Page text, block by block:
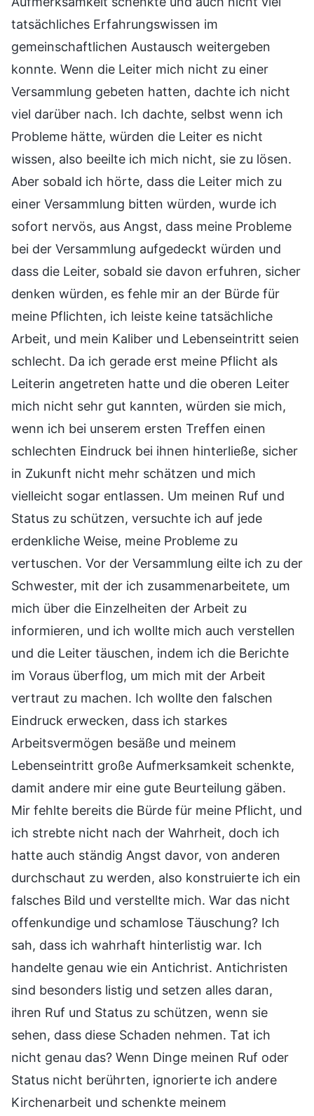
tatsächliches Erfahrungswissen im
gemeinschaftlichen Austausch weitergeben
konnte. Wenn die Leiter mich nicht zu einer
Versammlung gebeten hatten, dachte ich nicht
viel darüber nach. Ich dachte, selbst wenn ich
Probleme hätte, würden die Leiter es nicht
wissen, also beeilte ich mich nicht, sie zu lösen.
Aber sobald ich hörte, dass die Leiter mich zu
einer Versammlung bitten würden, wurde ich
sofort nervös, aus Angst, dass meine Probleme
bei der Versammlung aufgedeckt würden und
dass die Leiter, sobald sie davon erfuhren, sicher
denken würden, es fehle mir an der Bürde für
meine Pflichten, ich leiste keine tatsächliche
Arbeit, und mein Kaliber und Lebenseintritt seien
schlecht. Da ich gerade erst meine Pflicht als
Leiterin angetreten hatte und die oberen Leiter
mich nicht sehr gut kannten, würden sie mich,
wenn ich bei unserem ersten Treffen einen
schlechten Eindruck bei ihnen hinterließe, sicher
in Zukunft nicht mehr schätzen und mich
vielleicht sogar entlassen. Um meinen Ruf und
Status zu schützen, versuchte ich auf jede
erdenkliche Weise, meine Probleme zu
vertuschen. Vor der Versammlung eilte ich zu der
Schwester, mit der ich zusammenarbeitete, um
mich über die Einzelheiten der Arbeit zu
informieren, und ich wollte mich auch verstellen
und die Leiter täuschen, indem ich die Berichte
im Voraus überflog, um mich mit der Arbeit
vertraut zu machen. Ich wollte den falschen
Eindruck erwecken, dass ich starkes
Arbeitsvermögen besäße und meinem
Lebenseintritt große Aufmerksamkeit schenkte,
damit andere mir eine gute Beurteilung gäben.
Mir fehlte bereits die Bürde für meine Pflicht, und
ich strebte nicht nach der Wahrheit, doch ich
hatte auch ständig Angst davor, von anderen
durchschaut zu werden, also konstruierte ich ein
falsches Bild und verstellte mich. War das nicht
offenkundige und schamlose Täuschung? Ich
sah, dass ich wahrhaft hinterlistig war. Ich
handelte genau wie ein Antichrist. Antichristen
sind besonders listig und setzen alles daran,
ihren Ruf und Status zu schützen, wenn sie
sehen, dass diese Schaden nehmen. Tat ich
nicht genau das? Wenn Dinge meinen Ruf oder
Status nicht berührten, ignorierte ich andere
Kirchenarbeit und schenkte meinem